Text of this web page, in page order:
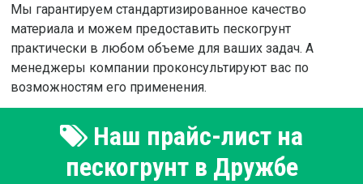
Мы гарантируем стандартизированное качество
материала и можем предоставить пескогрунт
практически в любом объеме для ваших задач. А
менеджеры компании проконсультируют вас по
возможностям его применения.
Наш прайс-лист на
пескогрунт в Дружбе